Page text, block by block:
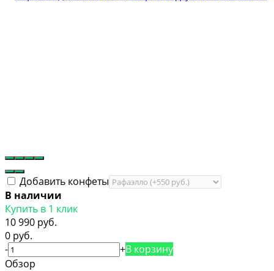
Добавить конфеты
В наличии
Купить в 1 клик
10 990 руб.
0 руб.
-
+В корзину
Обзор